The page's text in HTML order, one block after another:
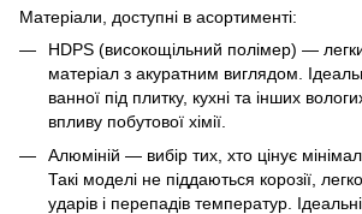
Матеріали, доступні в асортименті:
HDPS (високощільний полімер) —
матеріал з акуратним виглядом.
ванної під плитку, кухні та інших
впливу побутової хімії.
Алюміній — вибір тих, хто цінує
Такі моделі не піддаються корозії,
ударів і перепадів температур.